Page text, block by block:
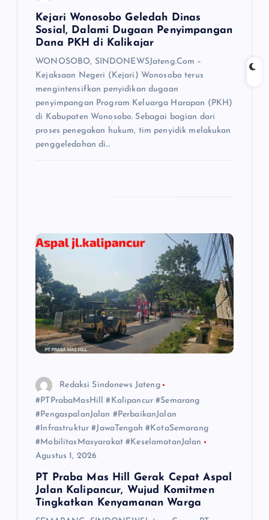
Kejari Wonosobo Geledah Dinas
Sosial, Dalami Dugaan Penyimpangan
Dana PKH di Kalikajar
WONOSOBO, SINDONEWSJateng.Com –
Kejaksaan Negeri (Kejari) Wonosobo terus
mengintensifkan penyidikan dugaan
penyimpangan Program Keluarga Harapan (PKH)
di Kabupaten Wonosobo. Sebagai bagian dari
proses penegakan hukum, tim penyidik melakukan
penggeledahan di…
Redaksi Sindonews Jateng
#PTPrabaMasHill #Kalipancur #Semarang
#PengaspalanJalan #PerbaikanJalan
#Infrastruktur #JawaTengah #KotaSemarang
#MobilitasMasyarakat #KeselamatanJalan
Agustus 1, 2026
PT Praba Mas Hill Gerak Cepat Aspal
Jalan Kalipancur, Wujud Komitmen
Tingkatkan Kenyamanan Warga